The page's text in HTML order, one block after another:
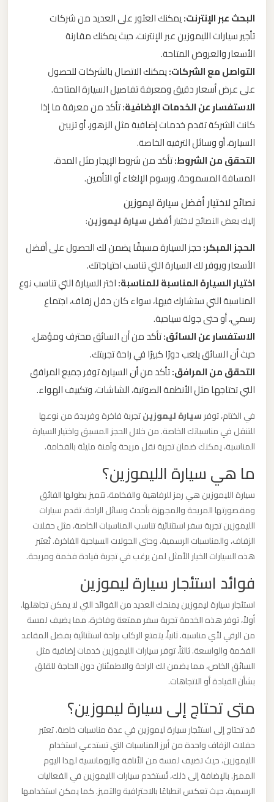
البحث عبر الإنترنت:يمكنك العثور على العديد من شركات
تأجير سيارات الليموزين عبر الإنترنت، حيث يمكنك مقارنة
الأسعار والعروض المتاحة.
التواصل مع الشركات:يمكنك الاتصال بالشركات للحصول
على عرض أسعار دقيق ومعرفة تفاصيل السيارة المتاحة.
الاستفسار عن الخدمات الإضافية:تأكد من معرفة ما إذا
كانت الشركة تقدم خدمات إضافية مثل الزهور، أو تزيين
السيارة، أو وسائل الترفيه الخاصة.
التحقق من الشروط:تأكد من شروط الإيجار مثل المدة،
المسافة المسموحة، ورسوم الإلغاء أو التأمين.
نصائح لاختيار أفضل سيارة ليموزين
إليك بعض النصائح لاختيارأفضل سيارة ليموزين:
الحجز المبكر:حجز السيارة مسبقًا يضمن لك الحصول على أفضل
الأسعار ويوفر لك السيارة التي تناسب احتياجاتك.
اختيار السيارة المناسبة للمناسبة:اختر السيارة التي تناسب نوع
المناسبة التي ستشارك فيها، سواء كان حفل زفاف، اجتماع
رسمي، أو حتى جولة سياحية.
الاستفسار عن السائق:تأكد من أن السائق محترف ومؤهل،
حيث أن السائق يلعب دورًا كبيرًا في راحة تجربتك.
التحقق من المرافق:تأكد من أن السيارة توفر جميع المرافق
التي تحتاجها مثل الأنظمة الصوتية، الشاشات، وتكييف الهواء.
في الختام، توفرسيارة ليموزينتجربة فاخرة وفريدة من نوعها
للتنقل في مناسباتك الخاصة. من خلال الحجز المسبق واختيار السيارة
المناسبة، يمكنك ضمان تجربة نقل مريحة وآمنة مليئة بالفخامة.
ما هي سيارة الليموزين؟
سيارة الليموزين هي رمز للرفاهية والفخامة، تتميز بطولها الفائق
ومقصورتها المريحة والمجهزة بأحدث وسائل الراحة. تقدم سيارات
الليموزين تجربة سفر استثنائية تناسب المناسبات الخاصة، مثل حفلات
الزفاف، والمناسبات الرسمية، وحتى الجولات السياحية الفاخرة. تُعتبر
هذه السيارات الخيار الأمثل لمن يرغب في تجربة قيادة فخمة ومريحة.
فوائد استئجار سيارة ليموزين
استئجار سيارة ليموزين يمنحك العديد من الفوائد التي لا يمكن تجاهلها.
أولاً، توفر هذه الخدمة تجربة سفر ممتعة وفاخرة، مما يضيف لمسة
من الرقي لأي مناسبة. ثانياً، يتمتع الركاب براحة استثنائية بفضل المقاعد
الفخمة والواسعة. ثالثاً، توفر سيارات الليموزين خدمات إضافية مثل
السائق الخاص، مما يضمن لك الراحة والاطمئنان دون الحاجة للقلق
بشأن القيادة أو الاتجاهات.
متى تحتاج إلى سيارة ليموزين؟
قد تحتاج إلى استئجار سيارة ليموزين في عدة مناسبات خاصة. تعتبر
حفلات الزفاف واحدة من أبرز المناسبات التي تستدعي استخدام
الليموزين، حيث تضيف لمسة من الأناقة والرومانسية لهذا اليوم
المميز. بالإضافة إلى ذلك، تُستخدم سيارات الليموزين في الفعاليات
الرسمية، حيث تعكس انطباعًا بالاحترافية والتميز. كما يمكن استخدامها
القاهرة
مطار
العرب
ليموزين
الاسكندرية
مطار
القاهرة
ليموزين
مطار
مرسي
مطروح
ليموزين
مطار
الشيخ
ليموزين
مطار
سفنكس
ليموزين
مطار
العرب
والإسكندرية
ليموزين
مطار
العرب
مرسي
مطروح
ليموزين
مطار
العرب